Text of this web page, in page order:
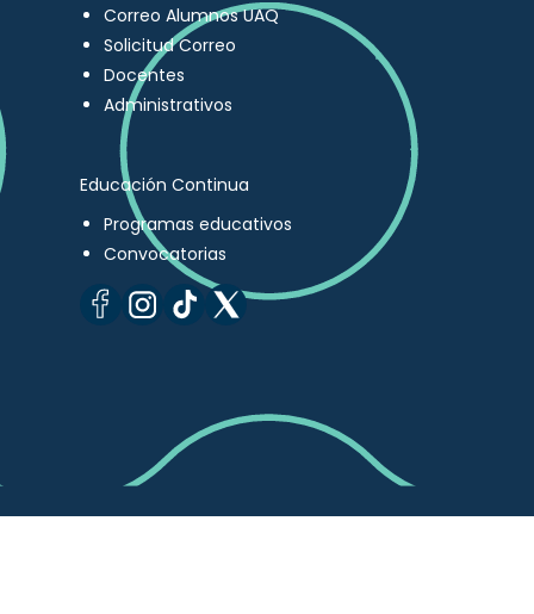
Correo Alumnos UAQ
Solicitud Correo
Docentes
Administrativos
Educación Continua
Programas educativos
Convocatorias